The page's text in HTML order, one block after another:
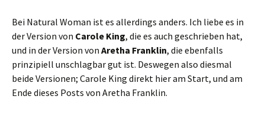
Bei Natural Woman ist es allerdings anders. Ich liebe es in
der Version von Carole King, die es auch geschrieben hat,
und in der Version von Aretha Franklin, die ebenfalls
prinzipiell unschlagbar gut ist. Deswegen also diesmal
beide Versionen; Carole King direkt hier am Start, und am
Ende dieses Posts von Aretha Franklin.